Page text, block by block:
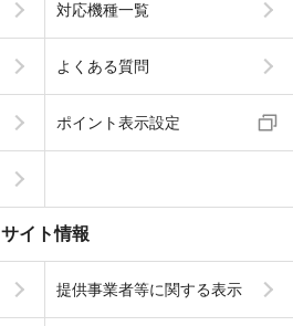
対応機種一覧
よくある質問
ポイント表示設定
サイト情報
提供事業者等に関する表示